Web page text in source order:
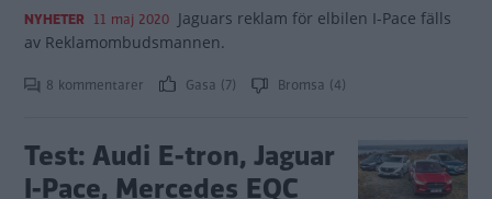
NYHETER 11 maj 2020 Jaguars reklam för elbilen I-Pace fälls
av Reklamombudsmannen.
8 kommentarer Gasa (7) Bromsa (4)
Test: Audi E-tron, Jaguar
I-Pace, Mercedes EQC